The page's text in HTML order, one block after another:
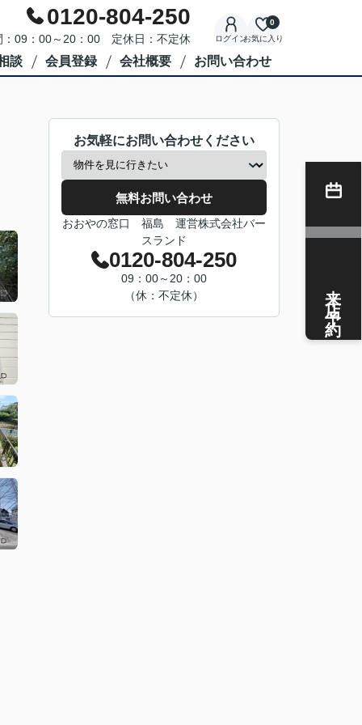
0120-804-250
：09：00～20：00 定休日：不定休 ログインお気に入り
0
談 会員登録 会社概要 お問い合わせ
お気軽にお問い合わせください
無料お問い合わせ
おおやの窓口 福島 運営株式会社バー
スランド
0120-804-250
09：00～20：00
（休：不定休）
来店予約